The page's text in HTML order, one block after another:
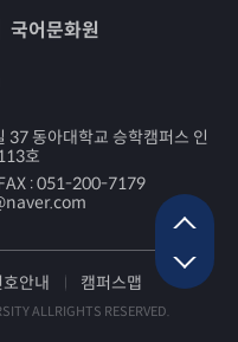
국어문화원
동아대학교 승학캠퍼스 인
호
:051-200-7179
안내 캠퍼스맵
ALLRIGHTS RESERVED.